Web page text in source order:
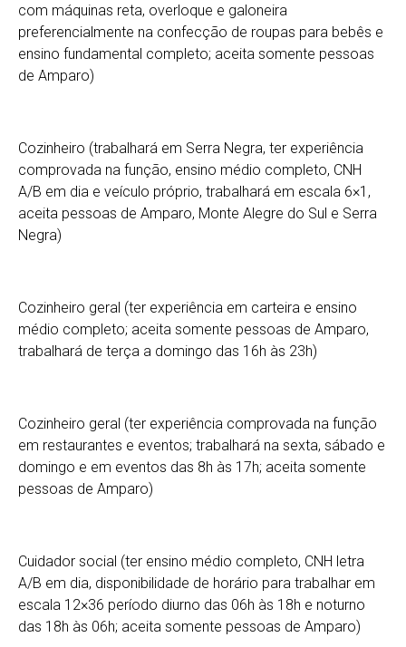
com máquinas reta, overloque e galoneira
preferencialmente na confecção de roupas para bebês e
ensino fundamental completo; aceita somente pessoas
de Amparo)
Cozinheiro (trabalhará em Serra Negra, ter experiência
comprovada na função, ensino médio completo, CNH
A/B em dia e veículo próprio, trabalhará em escala 6×1,
aceita pessoas de Amparo, Monte Alegre do Sul e Serra
Negra)
Cozinheiro geral (ter experiência em carteira e ensino
médio completo; aceita somente pessoas de Amparo,
trabalhará de terça a domingo das 16h às 23h)
Cozinheiro geral (ter experiência comprovada na função
em restaurantes e eventos; trabalhará na sexta, sábado e
domingo e em eventos das 8h às 17h; aceita somente
pessoas de Amparo)
Cuidador social (ter ensino médio completo, CNH letra
A/B em dia, disponibilidade de horário para trabalhar em
escala 12×36 período diurno das 06h às 18h e noturno
das 18h às 06h; aceita somente pessoas de Amparo)